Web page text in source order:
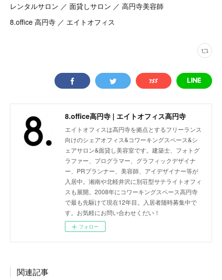
レンタルサロン ／ 面貸しサロン ／ 高円寺美容師
8.office 高円寺 ／ エイトオフィス
8.office高円寺 | エイトオフィス高円寺
エイトオフィスは高円寺を拠点とするフリーランス
向けのシェアオフィス&コワーキングスペース&シ
ェアサロン&面貸し美容室です。建築士、フォトグ
ラファー、プログラマー、グラフィックデザイナ
ー、PRプランナー、美容師、アイデザイナー等が
入居中。湘南や北軽井沢に別荘型サテライトオフィ
スも展開。2008年にコワーキングスペース高円寺
で最も先駆けて現在12年目。入居者随時募集中で
す。お気軽にお問い合わせくだい！
フォロー
関連記事